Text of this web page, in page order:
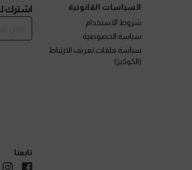
السياسات القانونية
شروط الاستخدام
سياسة الخصوصية
سياسة ملفات تعريف الارتباط
(الكوكيز)
اشترك
تابعنا